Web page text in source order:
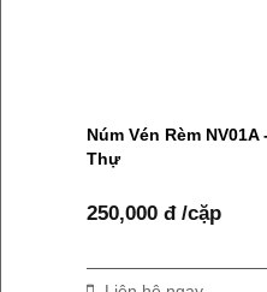
Núm Vén Rèm
Thự
250,000 đ /cặp